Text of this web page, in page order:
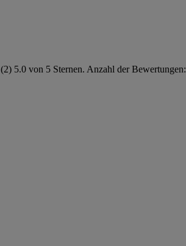
(2) 5.0 von 5 Sternen. Anzahl der